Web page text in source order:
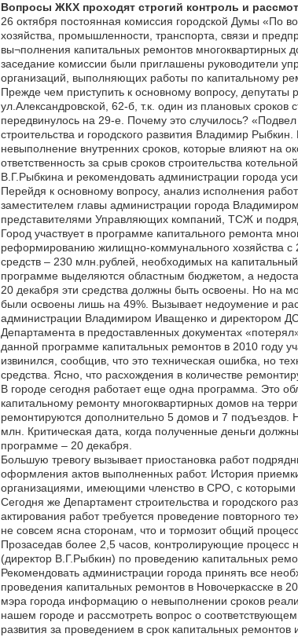
Вопросы ЖКХ проходят строгий контроль и
26 октября постоянная комиссия городской Думы «По
хозяйства, промышленности, транспорта, связи и
вы¬полнения капитальных ремонтов многоквартирных
заседание комиссии были приглашены руководители
организаций, выполняющих работы по капитальному
Прежде чем приступить к основному вопросу,
ул.Александровской, 62-б, т.к. один из плановых
передвинулось на 29-е. Почему это случилось?
строительства и городского развития Владимир
невыполнение внутренних сроков, которые влияют на
ответственность за срыв сроков строительства
В.Г.Рыбкина и рекомендовать администрации города
Перейдя к основному вопросу, анализ исполнения
заместителем главы администрации города
представителями Управляющих компаний, ТСЖ и
Город участвует в программе капитального ремонта
реформированию жилищно-коммунального хозяйства с
средств – 230 млн.рублей, необходимых на
программе выделяются областным бюджетом, а
20 декабря эти средства должны быть освоены. Но на
были освоены лишь на 49%. Вызывает недоумение и
администрации Владимиром Иващенко и директором
Департамента в предоставленных документах
данной программе капитальных ремонтов в 2010 году
извинился, сообщив, что это техническая ошибка, но
средства. Ясно, что расхождения в количестве
В городе сегодня работает еще одна программа. Это
капитальному ремонту многоквартирных домов на
ремонтируются дополнительно 5 домов и 7 подъездов.
млн. Критическая дата, когда полученные деньги
программе – 20 декабря.
Большую тревогу вызывает приостановка работ
оформления актов выполненных работ. История
организациями, имеющими членство в СРО, с которыми
Сегодня же Департамент строительства и городского
актирования работ требуется проведение повторного
не совсем ясна сторонам, что и тормозит общий
Прозаседав более 2,5 часов, контролирующие
(директор В.Г.Рыбкин) по проведению капитальных
Рекомендовать администрации города принять все
проведения капитальных ремонтов в Новочеркасске в
мэра города информацию о невыполнении сроков
нашем городе и рассмотреть вопрос о
развития за проведением в срок капитальных ремонтов